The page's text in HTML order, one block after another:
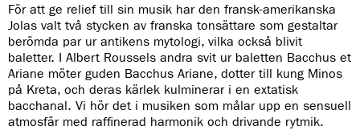
För att ge relief till sin musik har den fransk-amerikanska
Jolas valt två stycken av franska tonsättare som gestaltar
berömda par ur antikens mytologi, vilka också blivit
baletter. I Albert Roussels andra svit ur baletten Bacchus et
Ariane möter guden Bacchus Ariane, dotter till kung Minos
på Kreta, och deras kärlek kulminerar i en extatisk
bacchanal. Vi hör det i musiken som målar upp en sensuell
atmosfär med raffinerad harmonik och drivande rytmik.